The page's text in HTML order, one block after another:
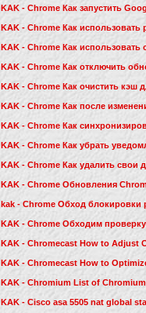
KAK - Chrome Как запустить
KAK - Chrome Как
KAK - Chrome Как
KAK - Chrome Как отключить
KAK - Chrome Как очистить кэш
KAK - Chrome Как после
KAK - Chrome Как
KAK - Chrome Как убрать
KAK - Chrome Как удалить свои
KAK - Chrome Обновления
kak - Chrome Обход блокировки
KAK - Chrome Обходим
KAK - Chromecast How to Adjust
KAK - Chromecast How to
KAK - Chromium List of
KAK - Cisco asa 5505 nat global